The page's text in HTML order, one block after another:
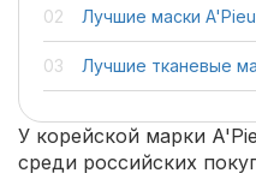
Лучшие маски
Лучшие тканевые
У корейской марки
среди российских